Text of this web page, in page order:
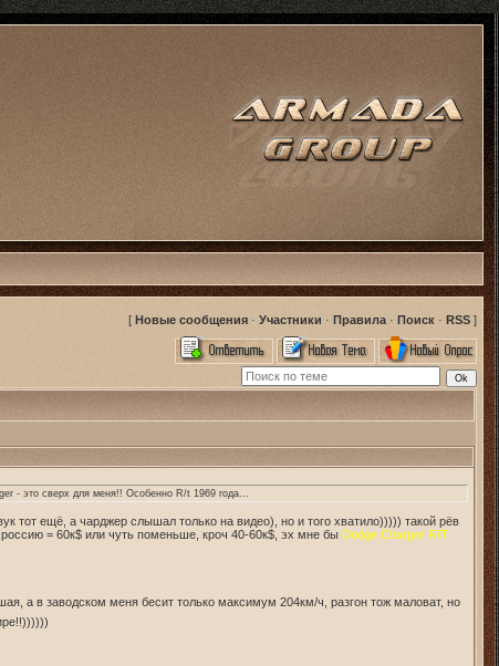
[ Новые сообщения · Участники · Правила · Поиск · RSS ]
- это сверх для меня!! Особенно R/t 1969 года...
тот ещё, а чарджер слышал только на видео), но и того хватило))))) такой рёв
= 60к$ или чуть поменьше, кроч 40-60к$, эх мне бы Dodge Charger R/T
а в заводском меня бесит только максимум 204км/ч, разгон тож маловат, но